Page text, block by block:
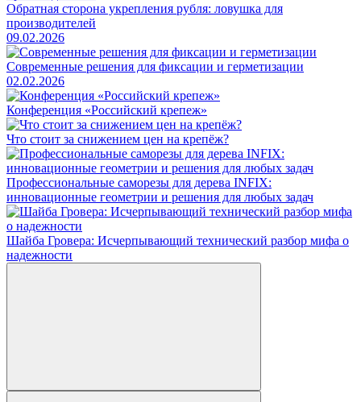
Обратная сторона укрепления рубля: ловушка для
производителей
09.02.2026
Современные решения для фиксации и герметизации
02.02.2026
Конференция «Российский крепеж»
Что стоит за снижением цен на крепёж?
Профессиональные саморезы для дерева INFIX:
инновационные геометрии и решения для любых задач
Шайба Гровера: Исчерпывающий технический разбор мифа о
надежности